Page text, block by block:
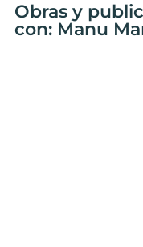
Obras y
con: Manu